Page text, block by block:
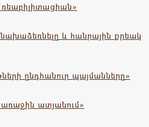
և հանրային քրեակ
ընդհանուր պայմանները»
ատյանում»